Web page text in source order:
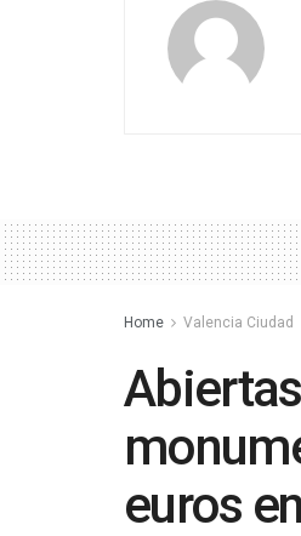
Home Valencia Ciudad
euros